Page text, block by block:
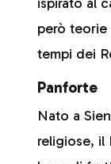
però teorie
tempi dei
Panforte
Nato a
religiose, il